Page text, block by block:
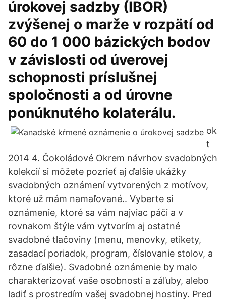
úrokovej sadzby (IBOR)
zvýšenej o marže v rozpätí od
60 do 1 000 bázických bodov
v závislosti od úverovej
schopnosti príslušnej
spoločnosti a od úrovne
ponúknutého kolaterálu.
ok
t
2014 4. Čokoládové Okrem návrhov svadobných
kolekcií si môžete pozrieť aj ďalšie ukážky
svadobných oznámení vytvorených z motívov,
ktoré už mám namaľované.. Vyberte si
oznámenie, ktoré sa vám najviac páči a v
rovnakom štýle vám vytvorím aj ostatné
svadobné tlačoviny (menu, menovky, etikety,
zasadací poriadok, program, číslovanie stolov, a
rôzne ďalšie). Svadobné oznámenie by malo
charakterizovať vaše osobnosti a záľuby, alebo
ladiť s prostredím vašej svadobnej hostiny. Pred